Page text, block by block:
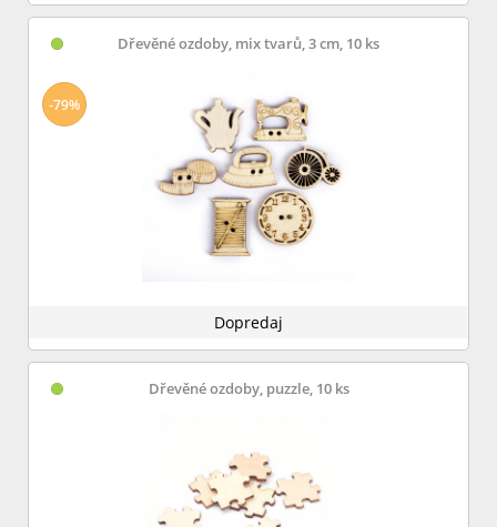
Dřevěné ozdoby, mix tvarů, 3 cm, 10 ks
Dopredaj
-79%
Dřevěné ozdoby, puzzle, 10 ks